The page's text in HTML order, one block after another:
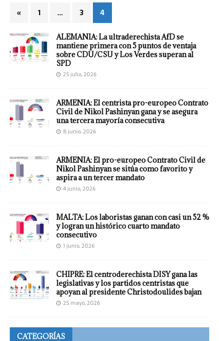
« 1 … 3 4
ALEMANIA: La ultraderechista AfD se
mantiene primera con 5 puntos de ventaja
sobre CDU/CSU y Los Verdes superan al
SPD
25 julio, 2026
ARMENIA: El centrista pro-europeo Contrato
Civil de Nikol Pashinyan gana y se asegura
una tercera mayoría consecutiva
8 junio, 2026
ARMENIA: El pro-europeo Contrato Civil de
Nikol Pashinyan se sitúa como favorito y
aspira a un tercer mandato
4 junio, 2026
MALTA: Los laboristas ganan con casi un 52 %
y logran un histórico cuarto mandato
consecutivo
1 junio, 2026
CHIPRE: El centroderechista DISY gana las
legislativas y los partidos centristas que
apoyan al presidente Christodoulides bajan
25 mayo, 2026
CATEGORÍAS